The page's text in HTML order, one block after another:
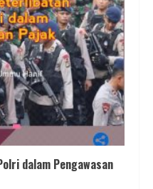
dalam Pengawasan